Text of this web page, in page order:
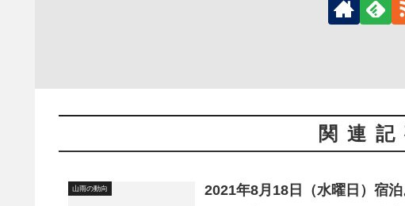
関連記
山雨の動向 2021年8月18日（水曜日）宿泊